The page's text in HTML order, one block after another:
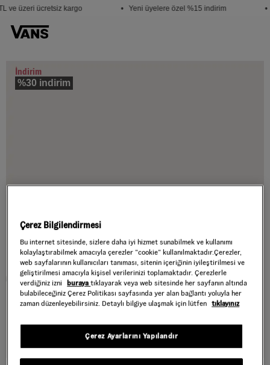
ve üzeri ücretsiz kargo • Yeni üyelere özel %15 indirim
İndirim
%30 indirim
Çerez Bilgilendirmesi
Bu internet sitesinde, sizlere daha iyi hizmet sunabilmek ve kullanımı
kolaylaştırabilmek amacıyla çerezler ”cookie” kullanılmaktadır.Çerezler,
web sayfalarının kullanıcıları tanıması, sitenin içeriğinin iyileştirilmesi ve
geliştirilmesi amacıyla kişisel verilerinizi toplamaktadır. Çerezlerle
verdiğiniz izni
burayatıklayarak veya web sitesinde her sayfanın altında
bulabileceğiniz Çerez Politikası sayfasında yer alan bağlantı yoluyla her
zaman düzenleyebilirsiniz. Detaylı bilgiye ulaşmak için lütfen tıklayınız
Çerez Ayarlarını Yapılandır